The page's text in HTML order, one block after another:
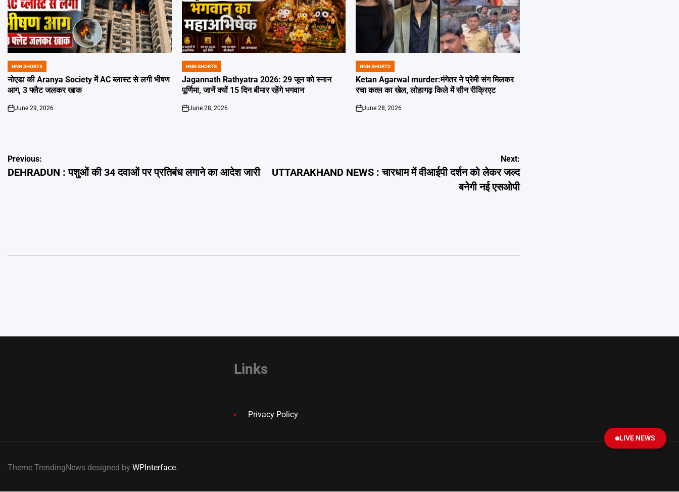
POSTED
IN
HNN SHORTS
नोएडा की Aranya Society में AC ब्लास्ट से लगी भीषण
आग, 3 फ्लैट जलकर खाक
on
June 29, 2026
POSTED
IN
HNN SHORTS
Jagannath Rathyatra 2026: 29 जून को स्नान
पूर्णिमा, जानें क्यों 15 दिन बीमार रहेंगे भगवान
on
June 28, 2026
POSTED
IN
HNN SHORTS
Ketan Agarwal murder:मंगेतर ने प्रेमी संग मिलकर
रचा कत्ल का खेल, लोहागढ़ किले में सीन रीक्रिएट
on
June 28, 2026
Post
navigation
Previous:
DEHRADUN : पशुओं की 34 दवाओं पर प्रतिबंध लगाने का आदेश जारी
Next:
UTTARAKHAND NEWS : चारधाम में वीआईपी दर्शन को लेकर जल्द
बनेगी नई एसओपी
Links
Privacy Policy
Theme TrendingNews designed by WPInterface.
LIVE NEWS